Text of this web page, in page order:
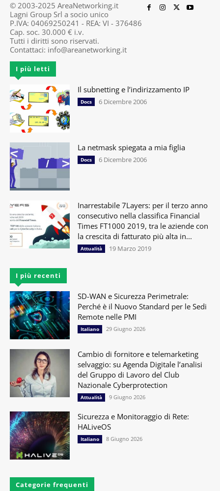
© 2003-2025 AreaNetworking.it
Lagni Group Srl a socio unico
P.IVA: 04069250241 - REA: VI - 376486
Cap. soc. 30.000 € i.v.
Tutti i diritti sono riservati.
Contattaci: info@areanetworking.it
I più letti
Il subnetting e l’indirizzamento IP
Docs 6 Dicembre 2006
La netmask spiegata a mia figlia
Docs 6 Dicembre 2006
Inarrestabile 7Layers: per il terzo anno
consecutivo nella classifica Financial
Times FT1000 2019, tra le aziende con
la crescita di fatturato più alta in...
Attualità 19 Marzo 2019
I più recenti
SD-WAN e Sicurezza Perimetrale:
Perché è il Nuovo Standard per le Sedi
Remote nelle PMI
Italiano 29 Giugno 2026
Cambio di fornitore e telemarketing
selvaggio: su Agenda Digitale l’analisi
del Gruppo di Lavoro del Club
Nazionale Cyberprotection
Attualità 9 Giugno 2026
Sicurezza e Monitoraggio di Rete:
HALiveOS
Italiano 8 Giugno 2026
Categorie frequenti